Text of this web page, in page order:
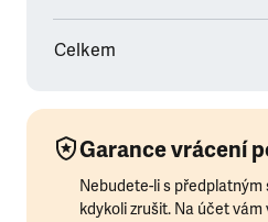
Celkem
Garance vrácení
Nebudete-li s předplatným
kdykoli zrušit. Na účet